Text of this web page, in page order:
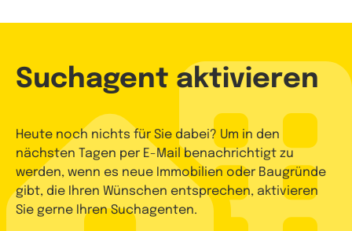
Suchagent aktivieren
Heute noch nichts für Sie dabei? Um in den
nächsten Tagen per E-Mail benachrichtigt zu
werden, wenn es neue Immobilien oder Baugründe
gibt, die Ihren Wünschen entsprechen, aktivieren
Sie gerne Ihren Suchagenten.